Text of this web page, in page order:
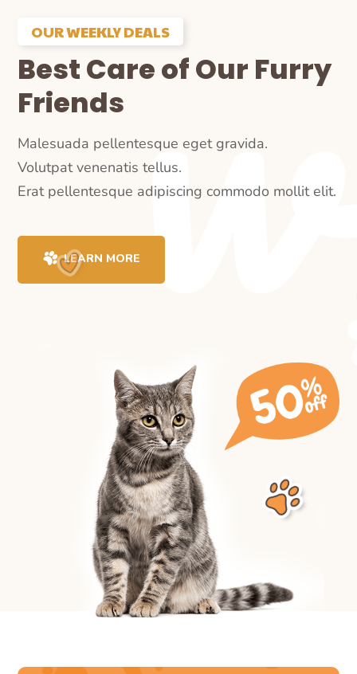
OUR WEEKLY DEALS
Best Care of Our Furry
Friends
Malesuada pellentesque eget gravida.
Volutpat venenatis tellus.
Erat pellentesque adipiscing commodo mollit elit.
LEARN MORE